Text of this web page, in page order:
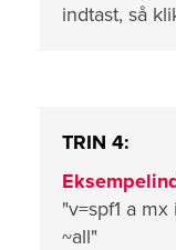
indtast, så
TRIN 4:
"v=spf1 a
~all"